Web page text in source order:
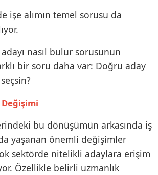
işe alımın temel sorusu da
nasıl bulur sorusunun
bir soru daha var: Doğru aday
Değişimi
bu dönüşümün arkasında iş
yaşanan önemli değişimler
sektörde nitelikli adaylara erişim
Özellikle belirli uzmanlık